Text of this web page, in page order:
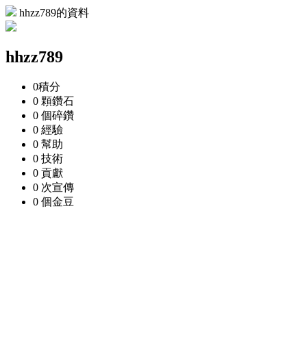
hhzz789的資料
hhzz789
0積分
0 顆鑽石
0 個碎鑽
0 經驗
0 幫助
0 技術
0 貢獻
0 次宣傳
0 個金豆